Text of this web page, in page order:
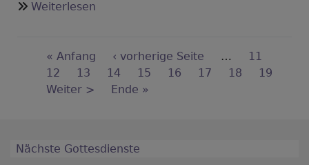
Weiterlesen
Seitennummerierung
First
page
« Anfang
Vorherige
Seite
‹ vorherige Seite … Seite
11
Seite
12 Seite
13 Seite
14
Aktuelle
Seite
15 Seite
16 Seite
17 Seite
18 Seite
19
Nächste
Weiter >
Last
Ende »
Nächste Gottesdienste